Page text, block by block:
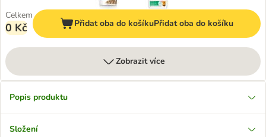
Celkem
0 Kč Přidat oba do košíkuPřidat oba do košíku
Zobrazit více
Popis produktu
Složení